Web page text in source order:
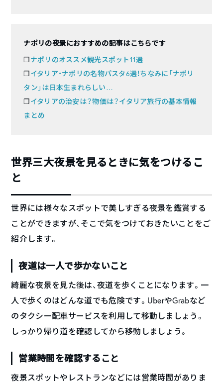
ナポリの夜景におすすめの記事はこちらです
❐ナポリのオススメ観光スポット11選
❐イタリア・ナポリの名物パスタ6選！ちなみに「ナポリ
タン」は日本生まれらしい…
❐イタリアの治安は？物価は？イタリア旅行の基本情報
まとめ
世界三大夜景を見るときに気をつけるこ
と
世界には様々なスポットで美しすぎる夜景を鑑賞する
ことができますが、そこで気をつけておきたいことをご
紹介します。
夜道は一人で歩かないこと
綺麗な夜景を見た後は、夜道を歩くことになります。一
人で歩くのはどんな道でも危険です。UberやGrabなど
のタクシー配車サービスを利用して移動しましょう。
しっかり帰り道を確認してから移動しましょう。
営業時間を確認すること
夜景スポットやレストランなどには営業時間がありま